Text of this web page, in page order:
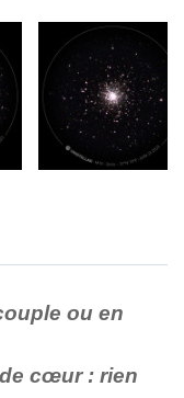
ou en
cœur : rien